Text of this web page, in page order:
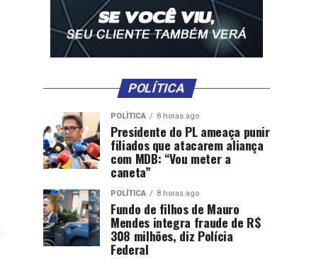
POLÍTICA
POLÍTICA 8 horas ago
Presidente do PL ameaça punir
filiados que atacarem aliança
com MDB: “Vou meter a
caneta”
POLÍTICA 8 horas ago
Fundo de filhos de Mauro
Mendes integra fraude de R$
308 milhões, diz Polícia
Federal